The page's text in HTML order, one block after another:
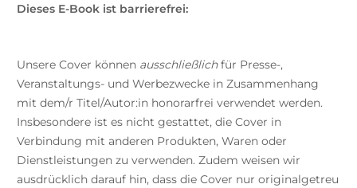
Dieses E-Book ist barrierefrei:
Unsere Cover können ausschließlichfür Presse-,
Veranstaltungs- und Werbezwecke in Zusammenhang
mit dem/r Titel/Autor:in honorarfrei verwendet werden.
Insbesondere ist es nicht gestattet, die Cover in
Verbindung mit anderen Produkten, Waren oder
Dienstleistungen zu verwenden. Zudem weisen wir
ausdrücklich darauf hin, dass die Cover nur originalgetreu